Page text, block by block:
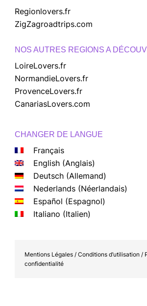
Regionlovers.fr
ZigZagroadtrips.com
NOS AUTRES REGIONS A
LoireLovers.fr
NormandieLovers.fr
ProvenceLovers.fr
CanariasLovers.com
CHANGER DE LANGUE
Français
English (Anglais)
Deutsch (Allemand)
Nederlands (Néerlandais)
Español (Espagnol)
Italiano (Italien)
Mentions Légales / Conditions d’utilisation /
confidentialité